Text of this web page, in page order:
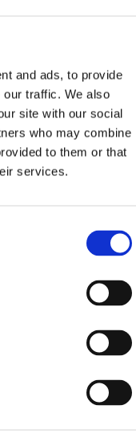
and ads, to provide
traffic. We also
site with our social
who may combine
to them or that
services.
je od roku 1890
mesiacoch
v roku 1916 vyschol
pamätník,
ktorú mal v